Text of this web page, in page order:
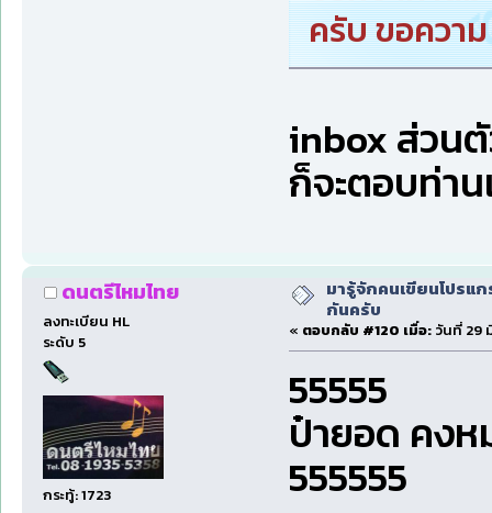
ครับ ขอควา
inbox ส่วนตั
ก็จะตอบท่า
ดนตรีไหมไทย
ลงทะเบียน HL
ระดับ 5
กระทู้: 1723
มารู้จักคนเขียนโปรแก
กันครับ
« ตอบกลับ #120 เมื่อ: วันที่ 29
55555
ป๋ายอด คง
555555